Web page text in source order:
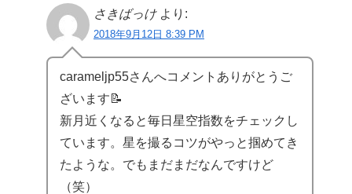
さきばっけ より:
2018年9月12日 8:39 PM
carameljp55さんへコメントありがとうご
ざいます📝
新月近くなると毎日星空指数をチェックし
ています。星を撮るコツがやっと掴めてき
たような。でもまだまだなんですけど
（笑）